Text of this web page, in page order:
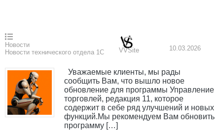
Новости
Новости технического отдела 1С
VVSite 10.03.2026
Уважаемые клиенты, мы рады
сообщить Вам, что вышло новое
обновление для программы Управление
торговлей, редакция 11, которое
содержит в себе ряд улучшений и новых
функций.Мы рекомендуем Вам обновить
программу […]